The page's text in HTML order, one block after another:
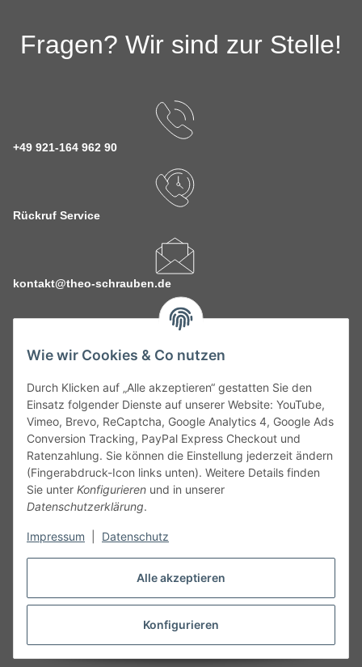
Alle akzeptieren
Konfigurieren
Wie wir Cookies & Co nutzen
Durch Klicken auf „Alle akzeptieren“ gestatten Sie den
Einsatz folgender Dienste auf unserer Website: YouTube,
Vimeo, Brevo, ReCaptcha, Google Analytics 4, Google Ads
Conversion Tracking, PayPal Express Checkout und
Ratenzahlung. Sie können die Einstellung jederzeit ändern
(Fingerabdruck-Icon links unten). Weitere Details finden
Sie unter Konfigurieren und in unserer
Datenschutzerklärung.
Impressum Datenschutz
Fragen? Wir sind zur Stelle!
+49 921-164 962 90
Rückruf Service
kontakt@theo-schrauben.de
Service
Gesetzliche Informationen
Alle technischen Angaben ohne Gewähr. Irrtümer und fehlerhafte
Angaben vorbehalten. Wenn Sie Datenblätter oder spezielle
unseren Kundenservice. Abbildungen der Artikel können
Vertrag widerrufen